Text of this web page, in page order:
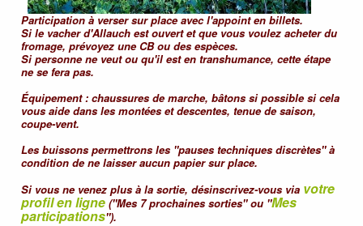
Participation à verser sur place avec l'appoint en billets.
Si le vacher d'Allauch est ouvert et que vous voulez acheter du
fromage, prévoyez une CB ou des espèces.
Si personne ne veut ou qu'il est en transhumance, cette étape
ne se fera pas.
Équipement : chaussures de marche, bâtons si possible si cela
vous aide dans les montées et descentes, tenue de saison,
coupe-vent.
Les buissons permettrons les "pauses techniques discrètes" à
condition de ne laisser aucun papier sur place.
Si vous ne venez plus à la sortie, désinscrivez-vous via votre
profil en ligne ("Mes 7 prochaines sorties" ou "Mes
participations").